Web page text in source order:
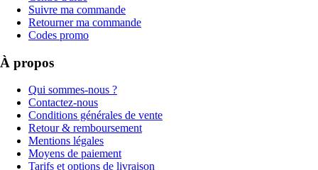
Suivre ma commande
Retourner ma commande
Codes promo
À propos
Qui sommes-nous ?
Contactez-nous
Conditions générales de vente
Retour & remboursement
Mentions légales
Moyens de paiement
Tarifs et options de livraison